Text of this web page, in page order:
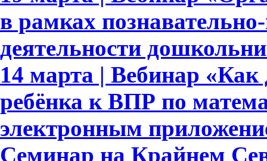
в рамках
деятельности
14 марта | Вебинар «Как
ребёнка к ВПР по
электронным
Семинар на Крайнем